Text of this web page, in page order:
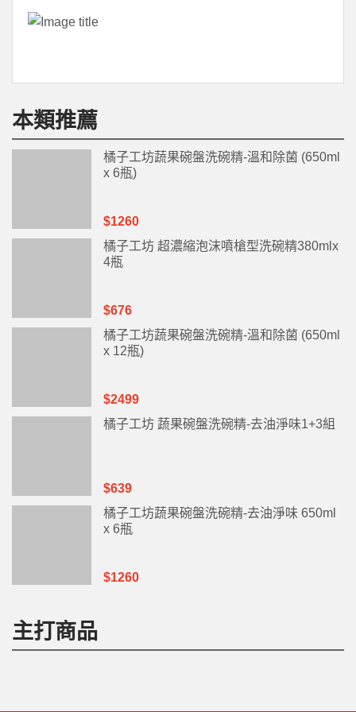
本類推薦
橘子工坊蔬果碗盤洗碗精-溫和除菌 (650ml
x 6瓶)
$1260
橘子工坊 超濃縮泡沫噴槍型洗碗精380mlx
4瓶
$676
橘子工坊蔬果碗盤洗碗精-溫和除菌 (650ml
x 12瓶)
$2499
橘子工坊 蔬果碗盤洗碗精-去油淨味1+3組
$639
橘子工坊蔬果碗盤洗碗精-去油淨味 650ml
x 6瓶
$1260
主打商品